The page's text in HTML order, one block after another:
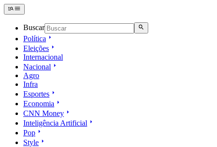
Buscar
Política
Eleições
Internacional
Nacional
Agro
Infra
Esportes
Economia
CNN Money
Inteligência Artificial
Pop
Style